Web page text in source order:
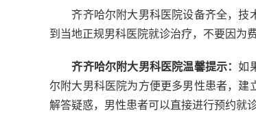
齐齐哈尔附大男科医院设备齐全，技
到当地正规男科医院就诊治疗，不要因为
齐齐哈尔附大男科医院温馨提示：如
尔附大男科医院为方便更多男性患者，
解答疑惑，男性患者可以直接进行预约就